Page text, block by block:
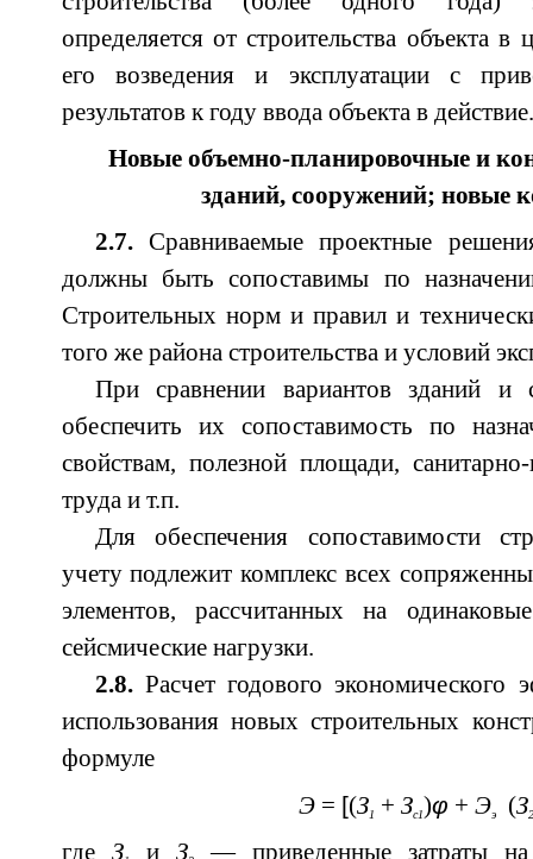
определяется от строительства объекта в
его возведения и эксплуатации с
результатов к году ввода объекта в действие.
Новые объемно-планировочные и
зданий, сооружений; новые
2.7.Сравниваемые проектные
должны быть сопоставимы по
Строительных норм и правил и
того же района строительства и условий
При сравнении вариантов зданий и
обеспечить их сопоставимость по
свойствам, полезной площади,
труда и т.п.
Для обеспечения сопоставимости
учету подлежит комплекс всех
элементов, рассчитанных на
сейсмические нагрузки.
2.8.Расчет годового экономического
использования новых строительных
формуле
Э = [(З1 + Зс1)φ + Ээ (З2
где З и З — приведенные затраты на